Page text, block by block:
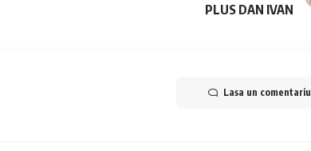
PLUS DAN IVAN
Lasa un comentariu